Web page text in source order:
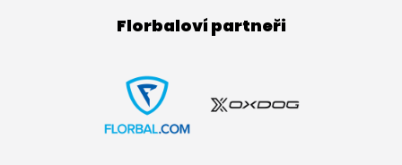
Florbaloví partneři